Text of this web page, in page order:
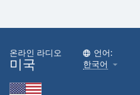
온라인 라디오
미국
언어:
한국어